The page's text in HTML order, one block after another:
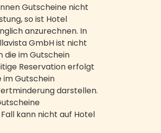
Gutscheine nicht
so ist Hotel
anzurechnen. In
GmbH ist nicht
die im Gutschein
Reservation erfolgt
im Gutschein
darstellen.
kann nicht auf Hotel